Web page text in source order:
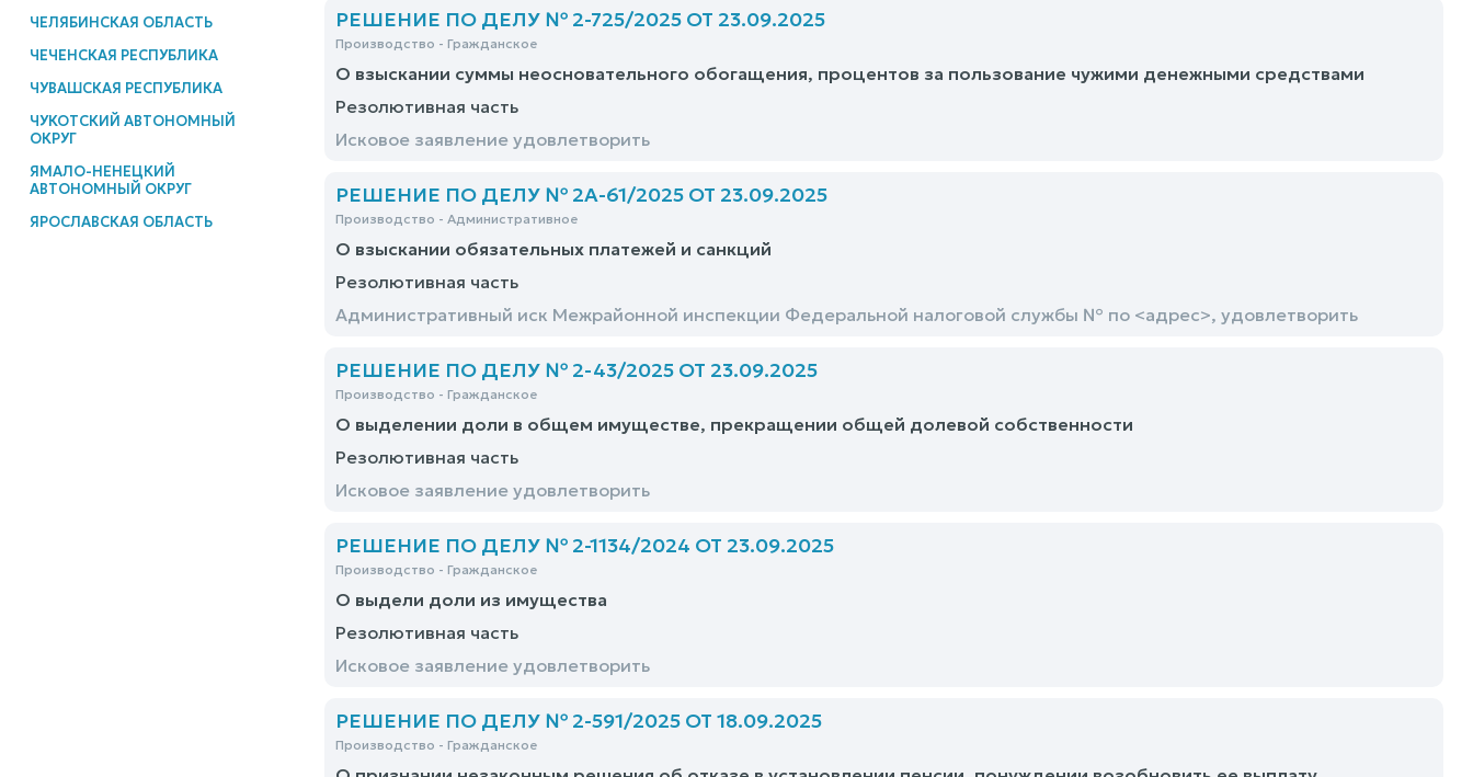
ЧЕЛЯБИНСКАЯ ОБЛАСТЬ
ЧЕЧЕНСКАЯ РЕСПУБЛИКА
ЧУВАШСКАЯ РЕСПУБЛИКА
ЧУКОТСКИЙ АВТОНОМНЫЙ
ОКРУГ
ЯМАЛО-НЕНЕЦКИЙ
АВТОНОМНЫЙ ОКРУГ
ЯРОСЛАВСКАЯ ОБЛАСТЬ
РЕШЕНИЕ ПО ДЕЛУ № 2-725/2025 ОТ 23.09.2025
Производство - Гражданское
О взыскании суммы неосновательного обогащения, процентов за пользование чужими денежными средствами
Резолютивная часть
Исковое заявление удовлетворить
РЕШЕНИЕ ПО ДЕЛУ № 2А-61/2025 ОТ 23.09.2025
Производство - Административное
О взыскании обязательных платежей и санкций
Резолютивная часть
Административный иск Межрайонной инспекции Федеральной налоговой службы № по <адрес>, удовлетворить
РЕШЕНИЕ ПО ДЕЛУ № 2-43/2025 ОТ 23.09.2025
Производство - Гражданское
О выделении доли в общем имуществе, прекращении общей долевой собственности
Резолютивная часть
Исковое заявление удовлетворить
РЕШЕНИЕ ПО ДЕЛУ № 2-1134/2024 ОТ 23.09.2025
Производство - Гражданское
О выдели доли из имущества
Резолютивная часть
Исковое заявление удовлетворить
РЕШЕНИЕ ПО ДЕЛУ № 2-591/2025 ОТ 18.09.2025
Производство - Гражданское